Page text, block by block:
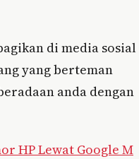
di media sosial
yang berteman
anda dengan
HP Lewat Google M